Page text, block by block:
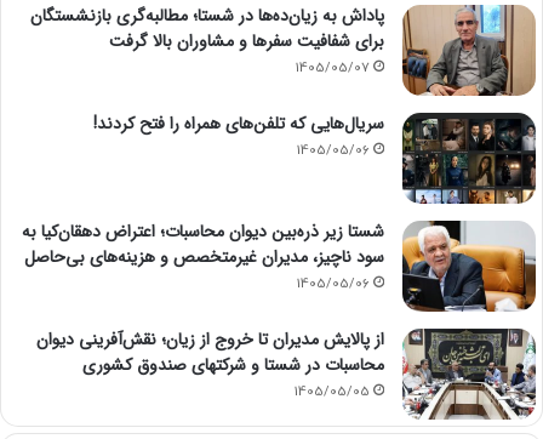
پاداش به زیان‌ده‌ها در شستا؛ مطالبه‌گری بازنشستگان
برای شفافیت سفرها و مشاوران بالا گرفت
1405/05/07
سریال‌هایی که تلفن‌های همراه را فتح کردند!
1405/05/06
شستا زیر ذره‌بین دیوان محاسبات؛ اعتراض دهقان‌کیا به
سود ناچیز، مدیران غیرمتخصص و هزینه‌های بی‌حاصل
1405/05/06
از پالایش مدیران تا خروج از زیان؛ نقش‌آفرینی دیوان
محاسبات در شستا و شرکتهای صندوق کشوری
1405/05/05